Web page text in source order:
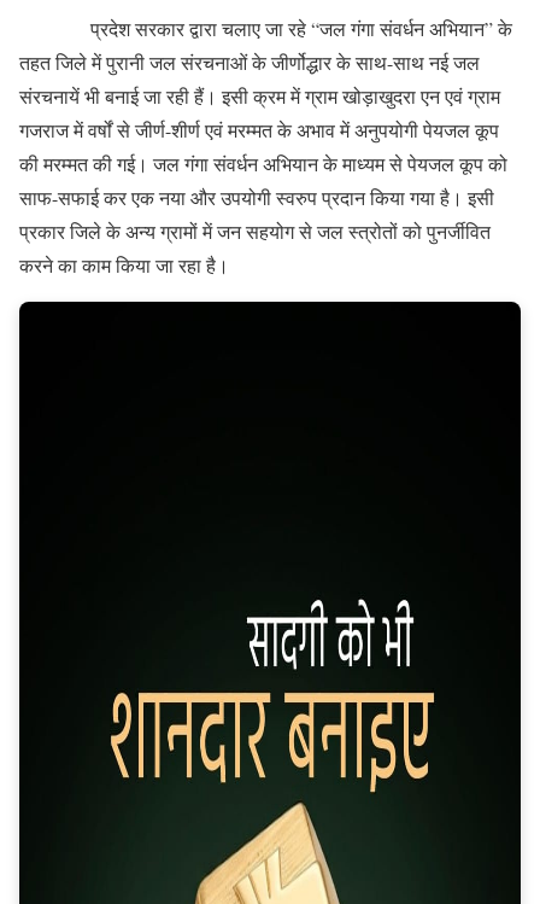
प्रदेश सरकार द्वारा चलाए जा रहे “जल गंगा संवर्धन अभियान” के
तहत जिले में पुरानी जल संरचनाओं के जीर्णोद्धार के साथ-साथ नई जल
संरचनायें भी बनाई जा रही हैं। इसी क्रम में ग्राम खोड़ाखुदरा एन एवं ग्राम
गजराज में वर्षों से जीर्ण-शीर्ण एवं मरम्मत के अभाव में अनुपयोगी पेयजल कूप
की मरम्मत की गई। जल गंगा संवर्धन अभियान के माध्यम से पेयजल कूप को
साफ-सफाई कर एक नया और उपयोगी स्वरुप प्रदान किया गया है। इसी
प्रकार जिले के अन्य ग्रामों में जन सहयोग से जल स्त्रोतों को पुनर्जीवित
करने का काम किया जा रहा है।